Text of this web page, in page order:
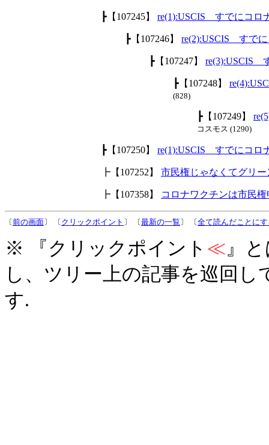
┣【107245】 re(1):USCIS すでにコロ
┣【107246】 re(2):USCIS すで
┣【107247】 re(3):USCIS
┣【107248】
(828)
┣【107249】
コスモス (1290)
┣【107250】 re(1):USCIS すでにコロ
┣【107252】 市民権じゃなくてグリ
┣【107358】 コロナワクチンは市民
〔前の画面〕 〔 クリックポイント 〕 〔最新の一覧 〕 〔全て読んだことに
※ 『クリックポイント ≪』
し、ツリー上の記事を巡回
す.